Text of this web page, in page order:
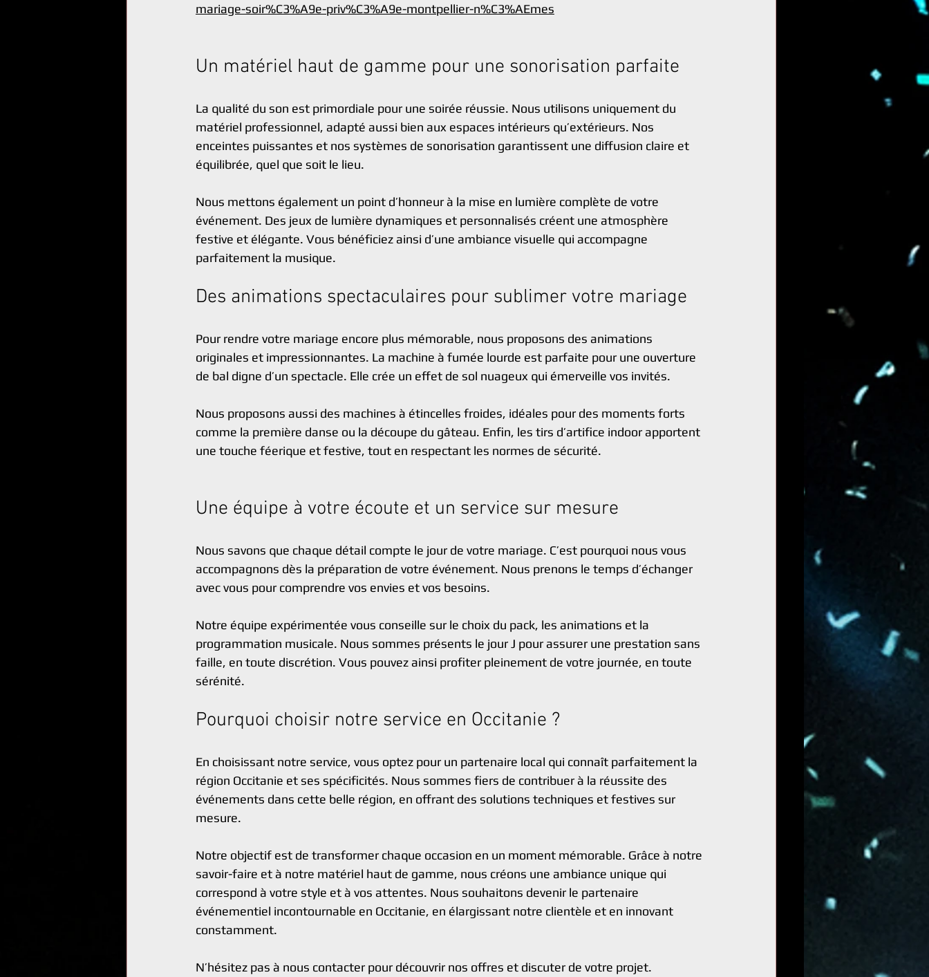
mariage-soir%C3%A9e-priv%C3%A9e-montpellier-n%C3%AEmes
Un matériel haut de gamme pour une sonorisation parfaite
La qualité du son est primordiale pour une soirée réussie. Nous utilisons uniquement du
matériel professionnel, adapté aussi bien aux espaces intérieurs qu’extérieurs. Nos
enceintes puissantes et nos systèmes de sonorisation garantissent une diffusion claire et
équilibrée, quel que soit le lieu.
Nous mettons également un point d’honneur à la mise en lumière complète de votre
événement. Des jeux de lumière dynamiques et personnalisés créent une atmosphère
festive et élégante. Vous bénéficiez ainsi d’une ambiance visuelle qui accompagne
parfaitement la musique.
Des animations spectaculaires pour sublimer votre mariage
Pour rendre votre mariage encore plus mémorable, nous proposons des animations
originales et impressionnantes. La machine à fumée lourde est parfaite pour une ouverture
de bal digne d’un spectacle. Elle crée un effet de sol nuageux qui émerveille vos invités.
Nous proposons aussi des machines à étincelles froides, idéales pour des moments forts
comme la première danse ou la découpe du gâteau. Enfin, les tirs d’artifice indoor apportent
une touche féerique et festive, tout en respectant les normes de sécurité.
Une équipe à votre écoute et un service sur mesure
Nous savons que chaque détail compte le jour de votre mariage. C’est pourquoi nous vous
accompagnons dès la préparation de votre événement. Nous prenons le temps d’échanger
avec vous pour comprendre vos envies et vos besoins.
Notre équipe expérimentée vous conseille sur le choix du pack, les animations et la
programmation musicale. Nous sommes présents le jour J pour assurer une prestation sans
faille, en toute discrétion. Vous pouvez ainsi profiter pleinement de votre journée, en toute
sérénité.
Pourquoi choisir notre service en Occitanie ?
En choisissant notre service, vous optez pour un partenaire local qui connaît parfaitement la
région Occitanie et ses spécificités. Nous sommes fiers de contribuer à la réussite des
événements dans cette belle région, en offrant des solutions techniques et festives sur
mesure.
Notre objectif est de transformer chaque occasion en un moment mémorable. Grâce à notre
savoir-faire et à notre matériel haut de gamme, nous créons une ambiance unique qui
correspond à votre style et à vos attentes. Nous souhaitons devenir le partenaire
événementiel incontournable en Occitanie, en élargissant notre clientèle et en innovant
constamment.
N’hésitez pas à nous contacter pour découvrir nos offres et discuter de votre projet.